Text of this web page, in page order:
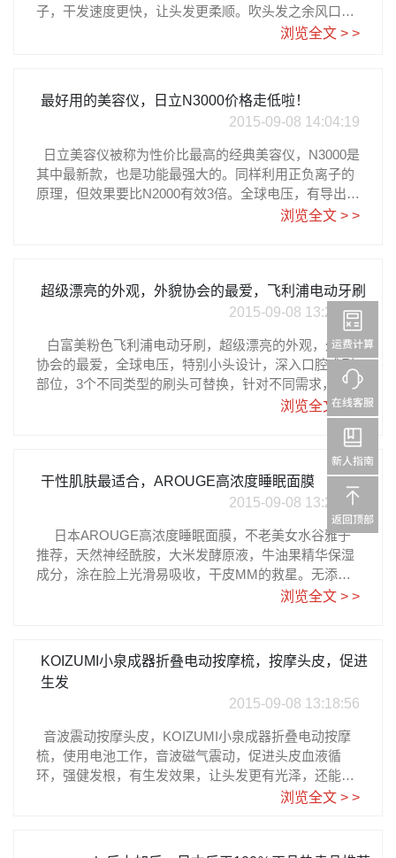
子，干发速度更快，让头发更柔顺。吹头发之余风口对
准脸部，也不会让肌肤干燥。人气日本理美容小家电，
浏览全文 > >
最好用的美容仪，日立N3000价格走低啦！
2015-09-08 14:04:19
‍ 日立美容仪被称为性价比最高的经典美容仪，N3000是
其中最新款，也是功能最强大的。同样利用正负离子的
原理，但效果要比N2000有效3倍。全球电压，有导出清
洁，导入滋润，重点滋润和冷敷的功能，还新增了定时
购买教程请参考乐一番日淘攻略日立 保湿サポート器
ハダクリエ ホット＆クール CM-N3000 W
浏览全文 > >
超级漂亮的外观，外貌协会的最爱，飞利浦电动牙刷
2015-09-08 13:29:48
‍‍‍ 白富美粉色飞利浦电动牙刷，超级漂亮的外观，外貌
协会的最爱，全球电压，特别小头设计，深入口腔难刷
部位，‍3个不同类型的刷头可替换，针对不同需求，‍防
蛀、抗敏、 美白、 按摩牙龈，适合爱漂亮的女性‍‍‍。‍‍ 来
日亚目前价格还算比较划算，售价20498日元，大约RM
B1095元。详细购买教程请参考乐一番日淘攻略Philips
(フィリップス) ソニッケアー ダイヤモンドクリーン
ピンク HX9363/64
浏览全文 > >
干性肌肤最适合，AROUGE高浓度睡眠面膜
2015-09-08 13:23:56
‍ 日本AROUGE高浓度睡眠面膜，不老美女水谷雅子
推荐，天然神经酰胺，大米发酵原液，牛油果精华保湿
成分，涂在脸上光滑易吸收，干皮MM的救星。无添
加、无香料色素，无矿物油，让肌肤保湿水润。入睡时
哦！详细购买教程请参考乐一番日淘攻略アルージェウ
ォータリーシーリングマスク 35g
浏览全文 > >
KOIZUMI小泉成器折叠电动按摩梳，按摩头皮，促进
生发
2015-09-08 13:18:56
音波震动按摩头皮，KOIZUMI小泉成器折叠电动按摩
梳，使用电池工作，音波磁气震动，促进头皮血液循
环，强健发根，有生发效果，让头发更有光泽，还能提
神醒脑，纾解疲劳。可折叠便携带，红和白两色。 来
音波振動磁気ヘアブラシ ピンク KLB2010P
浏览全文 > >